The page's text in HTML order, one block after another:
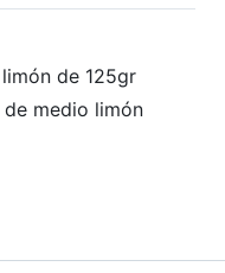
de 125gr
de medio limón